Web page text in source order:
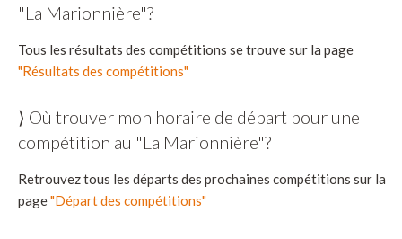
"La Marionnière"?
Tous les résultats des compétitions se trouve sur la page
"Résultats des compétitions"
⟩ Où trouver mon horaire de départ pour une
compétition au "La Marionnière"?
Retrouvez tous les départs des prochaines compétitions sur la
page"Départ des compétitions"